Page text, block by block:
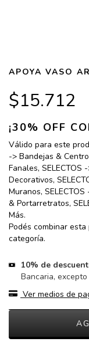
APOYA VASO
$15.712
¡30% OFF
Válido para este
-> Bandejas &
Fanales, SELECTOS
Decorativos,
Muranos,
& Portarretratos,
Más.
Podés combinar
categoría.
10% de
Bancaria,
Ver medios de